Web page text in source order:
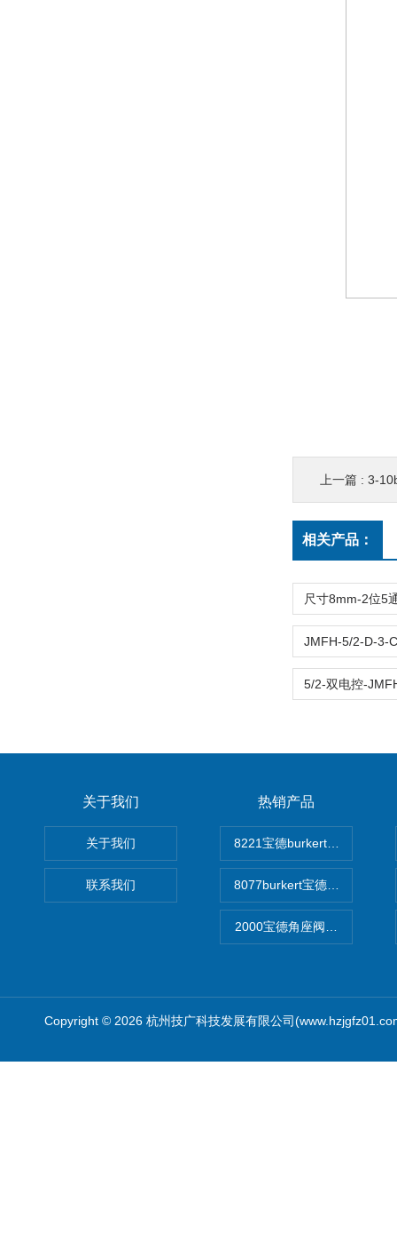
上一篇 : 3-
相关产品：
关于我们
关于我们
联系我们
热销产品
8221宝德burkert电导率探头
8077burkert宝德椭圆齿轮脉
2000宝德角座阀德国宝帝
Copyright © 2026 杭州技广科技发展有限公司